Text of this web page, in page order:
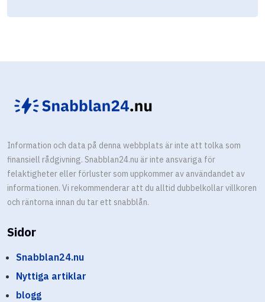
Information och data på denna webbplats är inte att tolka som
finansiell rådgivning. Snabblan24.nu är inte ansvariga för
felaktigheter eller förluster som uppkommer av användandet av
informationen. Vi rekommenderar att du alltid dubbelkollar villkoren
och räntorna innan du tar ett snabblån.
Sidor
Snabblan24.nu
Nyttiga artiklar
blogg